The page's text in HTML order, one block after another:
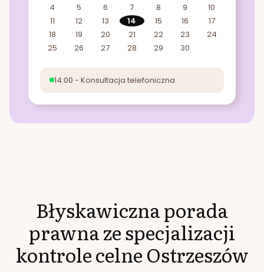
4
5 6 7 8 9
10
11
12 13 14 15 16
17
18
19 20 21 22 23
24
25
26 27 28 29 30
14:00 - Konsultacja telefoniczna
Błyskawiczna porada
prawna ze specjalizacji
kontrole celneOstrzeszów